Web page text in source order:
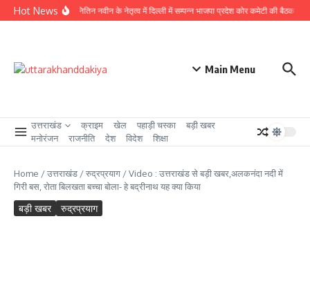
Skip to content
Hot News
राष्ट्रीय अध्यक्ष नितिन नवीन के नेतृत्व में दिल्ली में सम्पन्न भाजपा प्रदेश कोर कमेटी की बैठक में लिये
Main Menu
उत्तराखंड क्राइम खेल पहाड़ी चस्का
बड़ी खबर
मनोरंजन
राजनीति देश विदेश शिक्षा
Home /उत्तराखंड /रुद्रप्रयाग /Video : उत्तराखंड से बड़ी खबर,अलकनंदा नदी में
गिरी बस, रोता बिलखता बच्चा बोला- हे बद्रीनाथ यह क्या किया
बड़ी खबर रुद्रप्रयाग